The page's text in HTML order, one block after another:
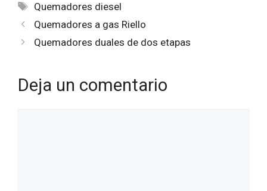
Etiquetas
Quemadores diesel
Quemadores a gas Riello
Quemadores duales de dos etapas
Deja un comentario